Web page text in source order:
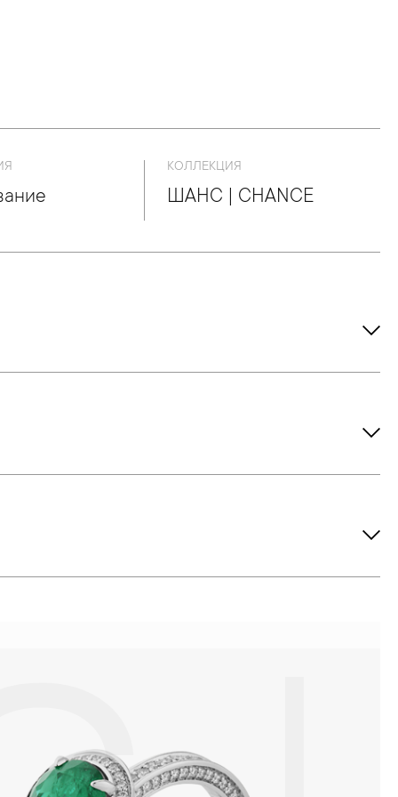
КОЛЛЕКЦИЯ
ШАНС | CHANCE
или замшевой салфеткой.